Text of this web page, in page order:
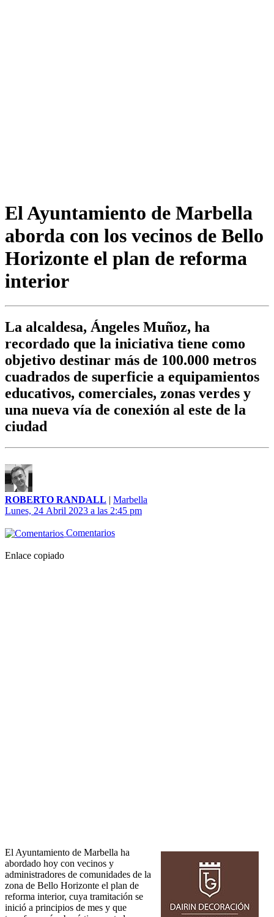
El Ayuntamiento de Marbella
aborda con los vecinos de Bello
Horizonte el plan de reforma
interior
La alcaldesa, Ángeles Muñoz, ha
recordado que la iniciativa tiene como
objetivo destinar más de 100.000 metros
cuadrados de superficie a equipamientos
educativos, comerciales, zonas verdes y
una nueva vía de conexión al este de la
ciudad
ROBERTO RANDALL | Marbella
Lunes, 24 Abril 2023 a las 2:45 pm
Comentarios
Enlace copiado
El Ayuntamiento de Marbella ha
abordado hoy con vecinos y
administradores de comunidades de la
zona de Bello Horizonte el plan de
reforma interior, cuya tramitación se
inició a principios de mes y que